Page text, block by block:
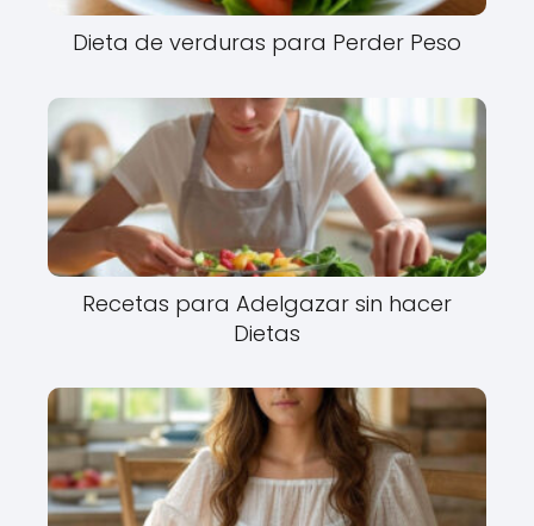
Dieta de verduras para Perder Peso
Recetas para Adelgazar sin hacer
Dietas